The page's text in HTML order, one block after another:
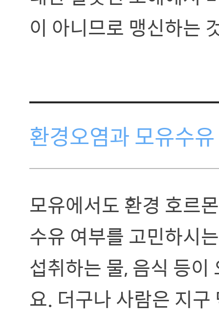
이 아니므로 맹신하는
환경오염과 모유수유
모유에서도 환경 호르
수유 여부를 고민하시
섭취하는 물, 음식 등
요. 더구나 사람은 지